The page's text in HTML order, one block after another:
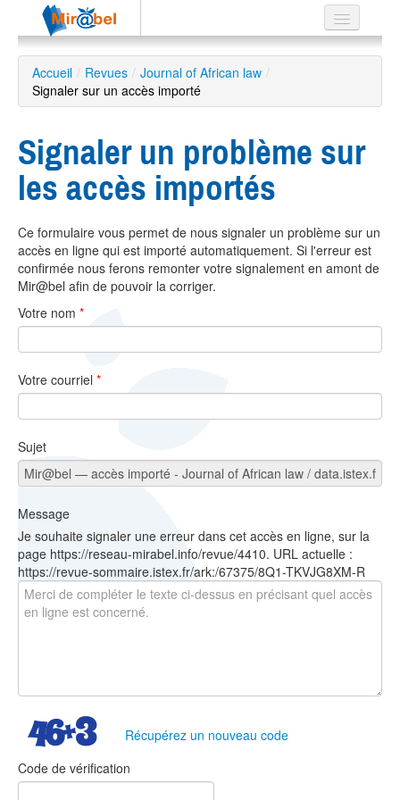
Le réseau
Soutien
avancée
EN
ES
?
Accueil / Revues / Journal of African law /
Signaler sur un accès importé
Signaler un problème sur
les accès importés
Ce formulaire vous permet de nous signaler un problème sur un
accès en ligne qui est importé automatiquement. Si l'erreur est
confirmée nous ferons remonter votre signalement en amont de
Mir@bel afin de pouvoir la corriger.
Votre nom *
Votre courriel *
Sujet
Message
Je souhaite signaler une erreur dans cet accès en ligne, sur la
page https://reseau-mirabel.info/revue/4410. URL actuelle :
https://revue-sommaire.istex.fr/ark:/67375/8Q1-TKVJG8XM-R
Récupérez un nouveau code
Code de vérification